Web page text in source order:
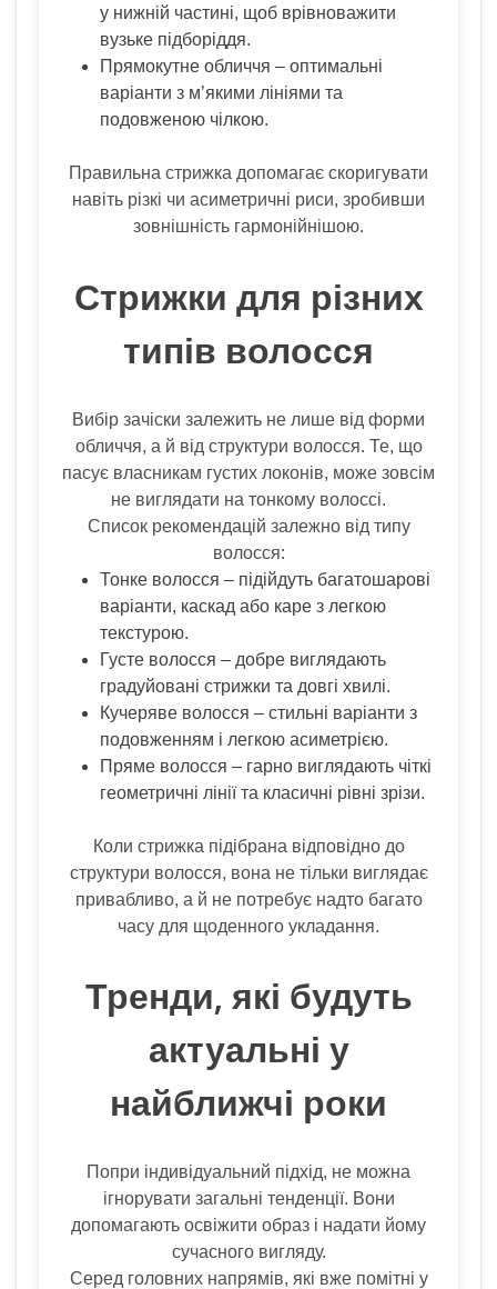
у нижній частині, щоб врівноважити
вузьке підборіддя.
Прямокутне обличчя – оптимальні
варіанти з м’якими лініями та
подовженою чілкою.
Правильна стрижка допомагає скоригувати
навіть різкі чи асиметричні риси, зробивши
зовнішність гармонійнішою.
Стрижки для різних
типів волосся
Вибір зачіски залежить не лише від форми
обличчя, а й від структури волосся. Те, що
пасує власникам густих локонів, може зовсім
не виглядати на тонкому волоссі.
Список рекомендацій залежно від типу
волосся:
Тонке волосся – підійдуть багатошарові
варіанти, каскад або каре з легкою
текстурою.
Густе волосся – добре виглядають
градуйовані стрижки та довгі хвилі.
Кучеряве волосся – стильні варіанти з
подовженням і легкою асиметрією.
Пряме волосся – гарно виглядають чіткі
геометричні лінії та класичні рівні зрізи.
Коли стрижка підібрана відповідно до
структури волосся, вона не тільки виглядає
привабливо, а й не потребує надто багато
часу для щоденного укладання.
Тренди, які будуть
актуальні у
найближчі роки
Попри індивідуальний підхід, не можна
ігнорувати загальні тенденції. Вони
допомагають освіжити образ і надати йому
сучасного вигляду.
Серед головних напрямів, які вже помітні у